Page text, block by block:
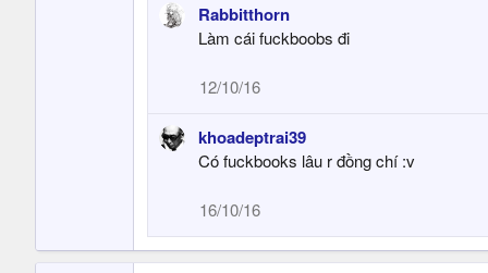
Rabbitthorn
Làm cái fuckboobs đi
12/10/16
khoadeptrai39
Có fuckbooks lâu r đồng chí :v
16/10/16